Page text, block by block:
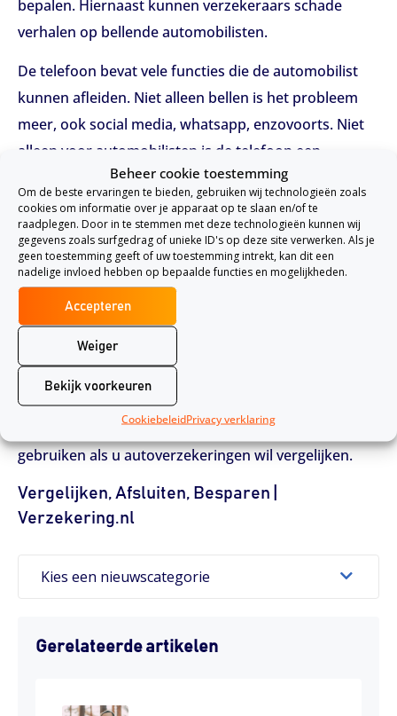
Beheer cookie toestemming
Om de beste ervaringen te bieden, gebruiken wij technologieën zoals
cookies om informatie over je apparaat op te slaan en/of te
raadplegen. Door in te stemmen met deze technologieën kunnen wij
gegevens zoals surfgedrag of unieke ID's op deze site verwerken. Als je
geen toestemming geeft of uw toestemming intrekt, kan dit een
nadelige invloed hebben op bepaalde functies en mogelijkheden.
Accepteren
Weiger
Bekijk voorkeuren
CookiebeleidPrivacy verklaring
bepalen. Hiernaast kunnen verzekeraars schade
verhalen op bellende automobilisten.
De telefoon bevat vele functies die de automobilist
kunnen afleiden. Niet alleen bellen is het probleem
meer, ook social media, whatsapp, enzovoorts. Niet
alleen voor automobilisten is de telefoon een
afleidende factor, ook voor fietsers kan het
gevaarlijke situaties opleveren. Ook dit onderwerp is
laatst uitgebreid in het nieuws geweest. Minister
Schultz van Infrastructuur en Milieu wil het appen op
de fiets gaan verbieden. Al deze maatregelen is enkel
om de veiligheid is het verkeer te bevorderen.
Het is erg eenvoudig om te besparen op uw
autoverzekering en zoals u eerder heeft gelezen kan
het u ook nog eens een hoop geld schelen. Daarom
raadt Verzekering.nl u aan omonze vergelijker
gebruiken als u autoverzekeringen wil vergelijken.
Vergelijken, Afsluiten, Besparen |
Verzekering.nl
Kies een nieuwscategorie
Gerelateerde artikelen